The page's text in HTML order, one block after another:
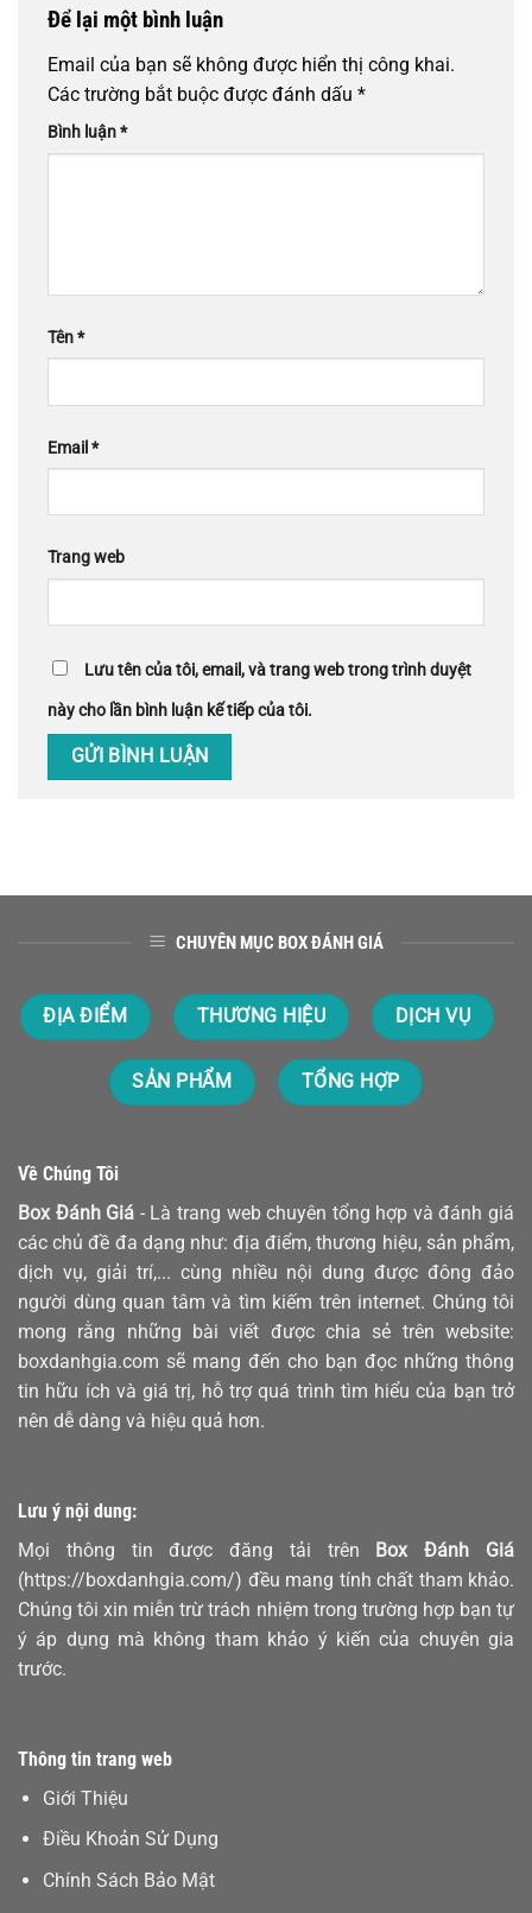
Để lại một bình luận
Email của bạn sẽ không được hiển thị công khai.
Các trường bắt buộc được đánh dấu *
Bình luận*
Tên*
Email *
Trang web
Lưu tên của tôi, email, và trang web trong trình duyệt
này cho lần bình luận kế tiếp của tôi.
CHUYÊN MỤC BOX ĐÁNH GIÁ
ĐỊA ĐIỂM THƯƠNG HIỆU DỊCH VỤ
SẢN PHẨM TỔNG HỢP
Về Chúng Tôi
Box Đánh Giá - Là trang web chuyên tổng hợp và đánh giá
các chủ đề đa dạng như: địa điểm, thương hiệu, sản phẩm,
dịch vụ, giải trí,... cùng nhiều nội dung được đông đảo
người dùng quan tâm và tìm kiếm trên internet. Chúng tôi
mong rằng những bài viết được chia sẻ trên website:
boxdanhgia.com sẽ mang đến cho bạn đọc những thông
tin hữu ích và giá trị, hỗ trợ quá trình tìm hiểu của bạn trở
nên dễ dàng và hiệu quả hơn.
Lưu ý nội dung:
Mọi thông tin được đăng tải trên Box Đánh Giá
(https://boxdanhgia.com/) đều mang tính chất tham khảo.
Chúng tôi xin miễn trừ trách nhiệm trong trường hợp bạn tự
ý áp dụng mà không tham khảo ý kiến của chuyên gia
trước.
Thông tin trang web
Giới Thiệu
Điều Khoản Sử Dụng
Chính Sách Bảo Mật